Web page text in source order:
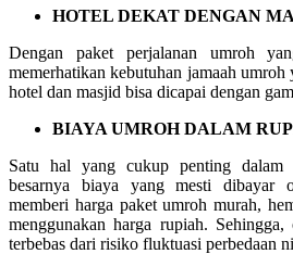
HOTEL DEKAT DENGAN
Dengan paket perjalanan umroh
memerhatikan kebutuhan jamaah umroh
hotel dan masjid bisa dicapai dengan
BIAYA UMROH DALAM
Satu hal yang cukup penting dalam
besarnya biaya yang mesti dibayar
memberi harga paket umroh murah,
menggunakan harga rupiah.
terbebas dari risiko fluktuasi perbedaan